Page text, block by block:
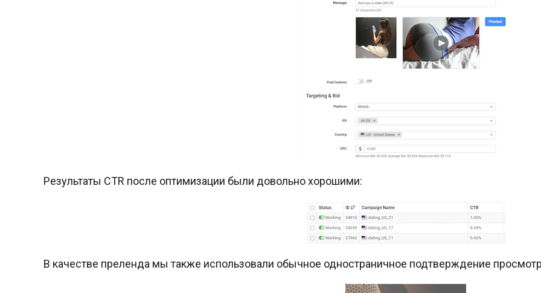
Результаты CTR после оптимизации были довольно хорошими:
В качестве преленда мы также использовали обычное одностраничное подтверждение